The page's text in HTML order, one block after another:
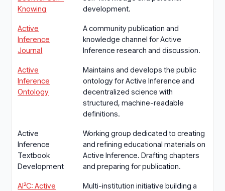
Knowing
development.
Active
Inference
Journal
A community publication and
knowledge channel for Active
Inference research and discussion.
Active
Inference
Ontology
Maintains and develops the public
ontology for Active Inference and
decentralized science with
structured, machine-readable
definitions.
Active
Inference
Textbook
Development
Working group dedicated to creating
and refining educational materials on
Active Inference. Drafting chapters
and preparing for publication.
AI²C: Active
Multi-institution initiative building a